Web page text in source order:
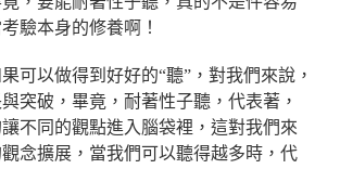
驗本身的修養啊！
可以做得到好好的“聽”，對我們來說，
突破，畢竟，耐著性子聽，代表著，
不同的觀點進入腦袋裡，這對我們來
念擴展，當我們可以聽得越多時，代